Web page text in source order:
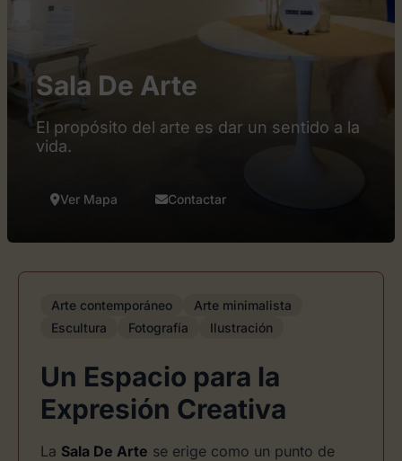
Sala De Arte
El propósito del arte es dar un sentido a la
vida.
Ver Mapa Contactar
Arte contemporáneo
Arte minimalista
Escultura
Fotografía Ilustración
Un Espacio para la
Expresión Creativa
La Sala De Arte se erige como un punto de